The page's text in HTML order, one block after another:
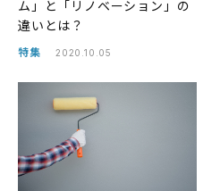
ム」と「リノベーション」の
違いとは？
特集 2020.10.05